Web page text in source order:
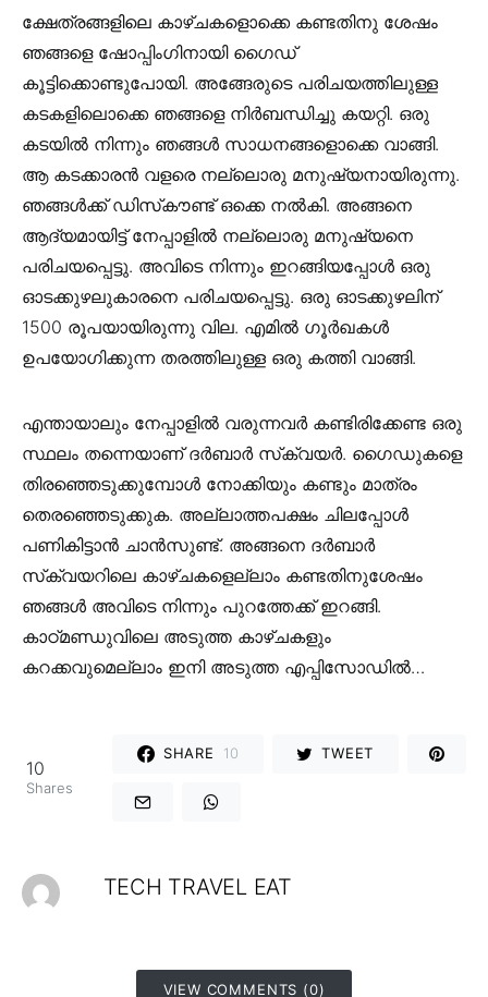
ക്ഷേത്രങ്ങളിലെ കാഴ്ചകളൊക്കെ കണ്ടതിനു ശേഷം
ഞങ്ങളെ ഷോപ്പിംഗിനായി ഗൈഡ്
കൂട്ടിക്കൊണ്ടുപോയി. അങ്ങേരുടെ പരിചയത്തിലുള്ള
കടകളിലൊക്കെ ഞങ്ങളെ നിർബന്ധിച്ചു കയറ്റി. ഒരു
കടയിൽ നിന്നും ഞങ്ങൾ സാധനങ്ങളൊക്കെ വാങ്ങി.
ആ കടക്കാരൻ വളരെ നല്ലൊരു മനുഷ്യനായിരുന്നു.
ഞങ്ങൾക്ക് ഡിസ്‌കൗണ്ട് ഒക്കെ നൽകി. അങ്ങനെ
ആദ്യമായിട്ട് നേപ്പാളിൽ നല്ലൊരു മനുഷ്യനെ
പരിചയപ്പെട്ടു. അവിടെ നിന്നും ഇറങ്ങിയപ്പോൾ ഒരു
ഓടക്കുഴലുകാരനെ പരിചയപ്പെട്ടു. ഒരു ഓടക്കുഴലിന്
1500 രൂപയായിരുന്നു വില. എമിൽ ഗൂർഖകൾ
ഉപയോഗിക്കുന്ന തരത്തിലുള്ള ഒരു കത്തി വാങ്ങി.
എന്തായാലും നേപ്പാളിൽ വരുന്നവർ കണ്ടിരിക്കേണ്ട ഒരു
സ്ഥലം തന്നെയാണ് ദർബാർ സ്‌ക്വയർ. ഗൈഡുകളെ
തിരഞ്ഞെടുക്കുമ്പോൾ നോക്കിയും കണ്ടും മാത്രം
തെരഞ്ഞെടുക്കുക. അല്ലാത്തപക്ഷം ചിലപ്പോൾ
പണികിട്ടാൻ ചാൻസുണ്ട്. അങ്ങനെ ദർബാർ
സ്‌ക്വയറിലെ കാഴ്ചകളെല്ലാം കണ്ടതിനുശേഷം
ഞങ്ങൾ അവിടെ നിന്നും പുറത്തേക്ക് ഇറങ്ങി.
കാഠ്മണ്ഡുവിലെ അടുത്ത കാഴ്ചകളും
കറക്കവുമെല്ലാം ഇനി അടുത്ത എപ്പിസോഡിൽ…
10
Shares
SHARE 10 TWEET
TECH TRAVEL EAT
VIEW COMMENTS (0)